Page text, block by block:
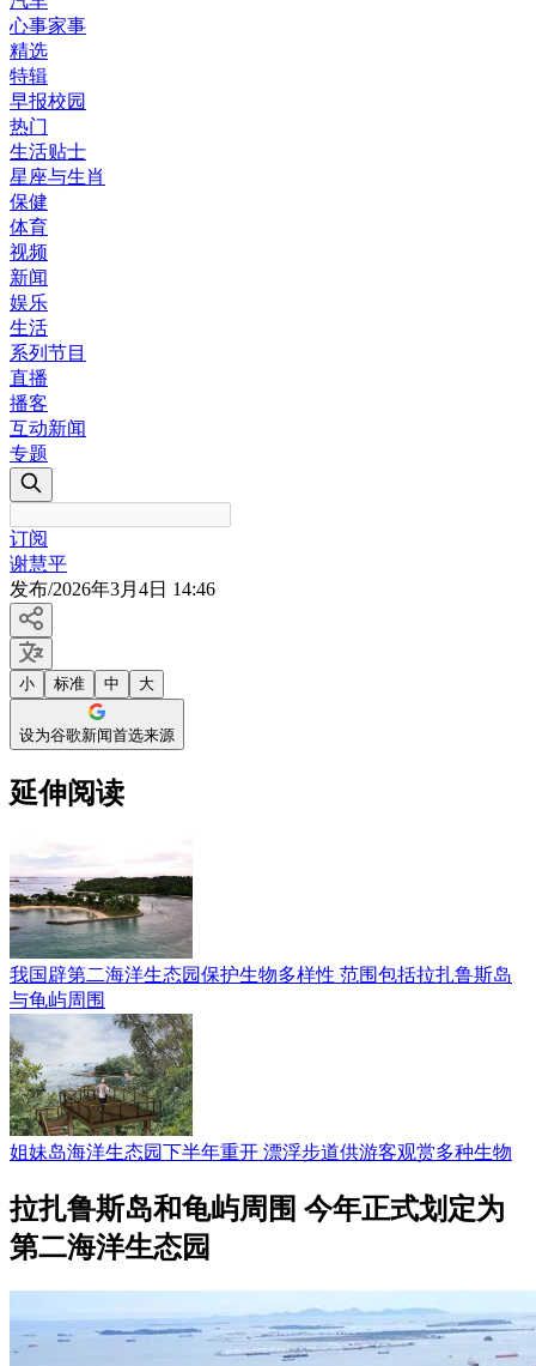
心事家事
精选
特辑
早报校园
热门
生活贴士
星座与生肖
保健
体育
视频
新闻
娱乐
生活
系列节目
直播
播客
互动新闻
专题
订阅
谢慧平
发布/2026年3月4日 14:46
小 标准 中 大
设为谷歌新闻首选来源
延伸阅读
我国辟第二海洋生态园保护生物多样性 范围包括拉扎鲁斯岛
与龟屿周围
姐妹岛海洋生态园下半年重开 漂浮步道供游客观赏多种生物
拉扎鲁斯岛和龟屿周围 今年正式划定为
第二海洋生态园